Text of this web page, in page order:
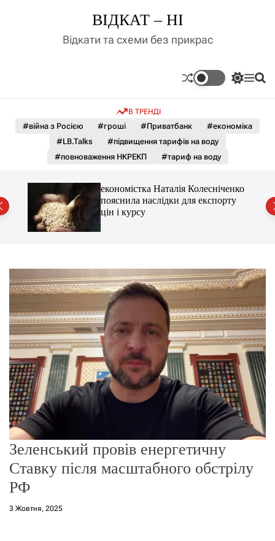
д
у
ВІДКАТ – НІ
Відкати та схеми без прикрас
П
м
к
а
о
л
ь
г
о
р
ж
и
м
у
М П
В ТРЕНДІ
#війна з Росією #гроші #Приватбанк
#економіка
#LB.Talks
#підвищення тарифів на воду
#повноваження НКРЕКП
#тариф на воду
економістка Наталія Колесніченко
пояснила наслідки для експорту
цін і курсу
Зеленський провів енергетичну
Ставку після масштабного обстрілу
РФ
3 Жовтня, 2025